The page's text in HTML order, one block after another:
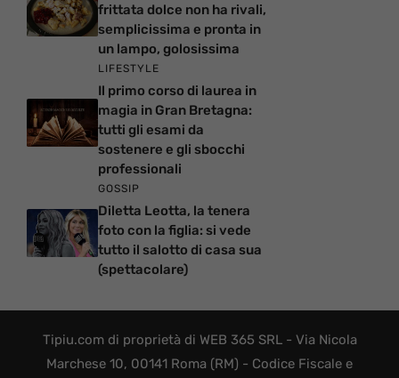
frittata dolce non ha rivali,
semplicissima e pronta in
un lampo, golosissima
LIFESTYLE
Il primo corso di laurea in
magia in Gran Bretagna:
tutti gli esami da
sostenere e gli sbocchi
professionali
GOSSIP
Diletta Leotta, la tenera
foto con la figlia: si vede
tutto il salotto di casa sua
(spettacolare)
Tipiu.com di proprietà di WEB 365 SRL - Via Nicola
Marchese 10, 00141 Roma (RM) - Codice Fiscale e